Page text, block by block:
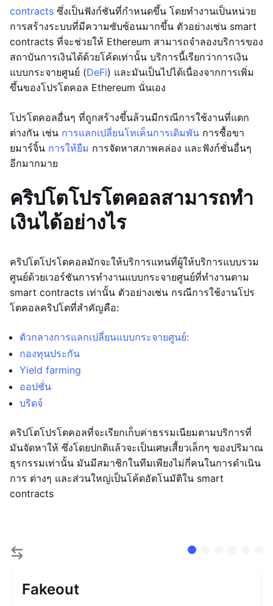
contracts ซึ่งเป็นฟังก์ชันที่กำหนดขึ้น โดยทำงานเป็นหน่วย
การสร้างระบบที่มีความซับซ้อนมากขึ้น ตัวอย่างเช่น smart
contracts ที่จะช่วยให้ Ethereum สามารถจำลองบริการของ
สถาบันการเงินได้ด้วยโค้ดเท่านั้น บริการนี้เรียกว่าการเงิน
แบบกระจายศูนย์ (DeFi) และมันเป็นไปได้เนื่องจากการเพิ่ม
ขึ้นของโปรโตคอล Ethereum นั่นเอง
โปรโตคอลอื่นๆ ที่ถูกสร้างขึ้นล้วนมีกรณีการใช้งานที่แตก
ต่างกัน เช่น การแลกเปลี่ยนโทเค็นการเดิมพัน การซื้อขา
ยมาร์จิ้น การให้ยืม การจัดหาสภาพคล่อง และฟังก์ชั่นอื่นๆ
อีกมากมาย
คริปโตโปรโตคอลสามารถทำ
เงินได้อย่างไร
คริปโตโปรโตคอลมักจะให้บริการแทนที่ผู้ให้บริการแบบรวม
ศูนย์ด้วยเวอร์ชันการทำงานแบบกระจายศูนย์ที่ทำงานตาม
smart contracts เท่านั้น ตัวอย่างเช่น กรณีการใช้งานโปร
โตคอลคริปโตที่สำคัญคือ:
ตัวกลางการแลกเปลี่ยนแบบกระจายศูนย์:
กองทุนประกัน
Yield farming
ออปชั่น
บริดจ์
คริปโตโปรโตคอลที่จะเรียกเก็บค่าธรรมเนียมตามบริการที่
มันจัดหาให้ ซึ่งโดยปกติแล้วจะเป็นเศษเสี้ยวเล็กๆ ของปริมาณ
ธุรกรรมเท่านั้น มันมีสมาชิกในทีมเพียงไม่กี่คนในการดำเนิน
การ ต่างๆ และส่วนใหญ่เป็นโค้ดอัตโนมัติใน smart
contracts
Fakeout